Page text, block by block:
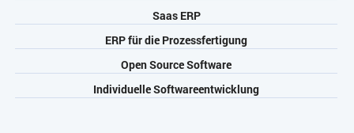
Saas ERP
ERP für die Prozessfertigung
Open Source Software
Individuelle Softwareentwicklung